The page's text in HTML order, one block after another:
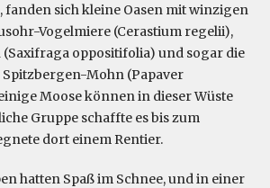
fanden sich kleine Oasen mit winzigen
Vogelmiere (Cerastium regelii),
oppositifolia) und sogar die
Mohn (Papaver
Moose können in dieser Wüste
Gruppe schaffte es bis zum
dort einem Rentier.
hatten Spaß im Schnee, und in einer